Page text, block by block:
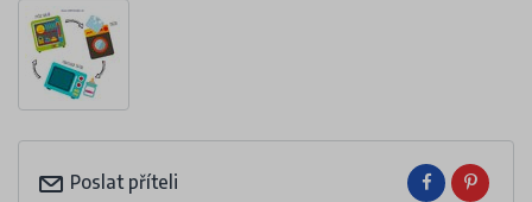
Poslat příteli